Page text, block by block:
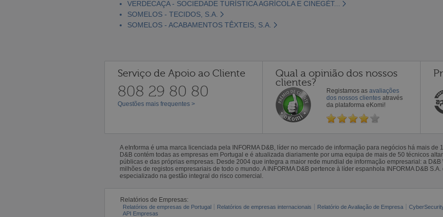
VERDECAÇA - SOCIEDADE TURÍSTICA AGRÍCOLA E CINEGÉT...
SOMELOS - TECIDOS, S.A.
SOMELOS - ACABAMENTOS TÊXTEIS, S.A.
Serviço de Apoio ao Cliente
808 29 80 80
Questões mais frequentes >
Qual a opinião dos nossos
clientes?
Registamos as avaliações
dos nossos clientes através
da plataforma eKomi!
A eInforma é uma marca licenciada pela INFORMA D&B, líder no mercado de informação para negócios há mais de
D&B contém todas as empresas em Portugal e é atualizada diariamente por uma equipa de mais de 50 técnicos
públicas e das próprias empresas. Desde 2004 que integra a maior rede mundial de informação empresarial: a
milhões de registos empresariais de todo o mundo. A INFORMA D&B pertence à líder espanhola INFORMA D&B S.A.
especializado na gestão integral do risco comercial.
Relatórios de Empresas:
Relatórios de empresas de Portugal Relatórios de empresas internacionais Relatório de Avaliação de Empresa
API Empresas